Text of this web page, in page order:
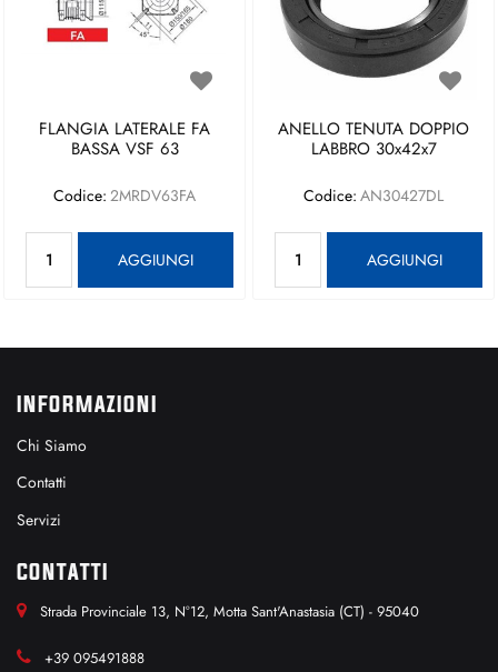
FLANGIA LATERALE FA
BASSA VSF 63
Codice: 2MRDV63FA
AGGIUNGI
ANELLO TENUTA DOPPIO
LABBRO 30x42x7
Codice: AN30427DL
AGGIUNGI
INFORMAZIONI
Chi Siamo
Contatti
Servizi
CONTATTI
Strada Provinciale 13, N°12, Motta Sant'Anastasia (CT) - 95040
+39 095491888